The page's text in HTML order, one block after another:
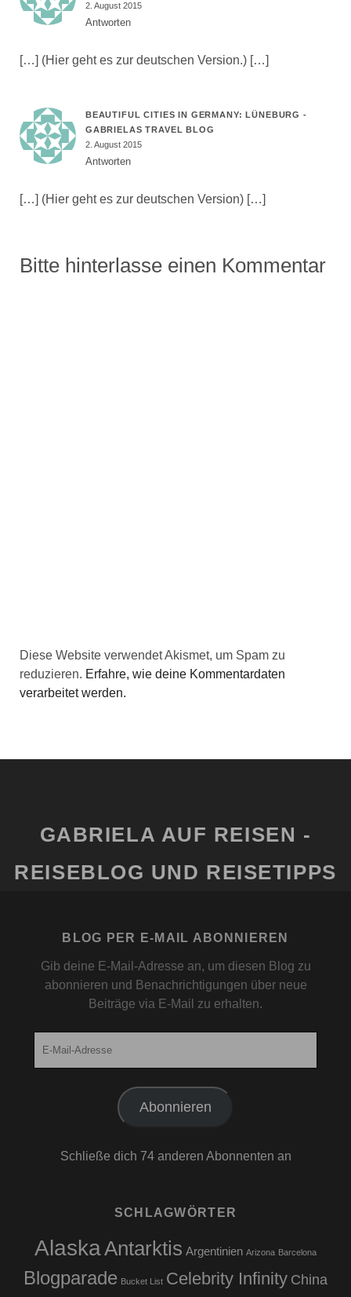
2. August 2015
Antworten
[…] (Hier geht es zur deutschen Version.) […]
BEAUTIFUL CITIES IN GERMANY: LÜNEBURG -
GABRIELAS TRAVEL BLOG
2. August 2015
Antworten
[…] (Hier geht es zur deutschen Version) […]
Bitte hinterlasse einen Kommentar
Diese Website verwendet Akismet, um Spam zu
reduzieren. Erfahre, wie deine Kommentardaten
verarbeitet werden.
GABRIELA AUF REISEN -
REISEBLOG UND REISETIPPS
BLOG PER E-MAIL ABONNIEREN
Gib deine E-Mail-Adresse an, um diesen Blog zu
abonnieren und Benachrichtigungen über neue
Beiträge via E-Mail zu erhalten.
Abonnieren
Schließe dich 74 anderen Abonnenten an
SCHLAGWÖRTER
AlaskaAntarktis Argentinien Arizona Barcelona
Blogparade Bucket List Celebrity Infinity China